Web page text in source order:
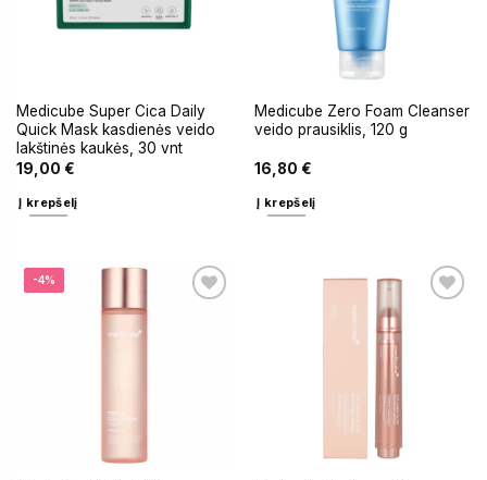
Medicube Super Cica Daily
Quick Mask kasdienės veido
lakštinės kaukės, 30 vnt
19,00 €
Į krepšelį
Medicube Zero Foam Cleanser
veido prausiklis, 120 g
16,80 €
Į krepšelį
-4%